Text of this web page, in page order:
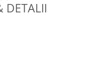
DETALII